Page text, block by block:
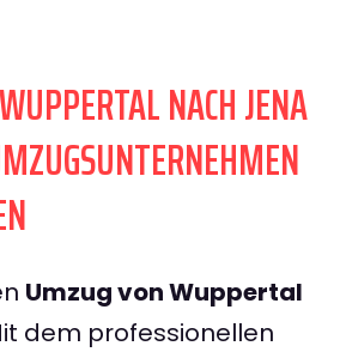
NACH JENA
Umzug von Wuppertal
dem professionellen